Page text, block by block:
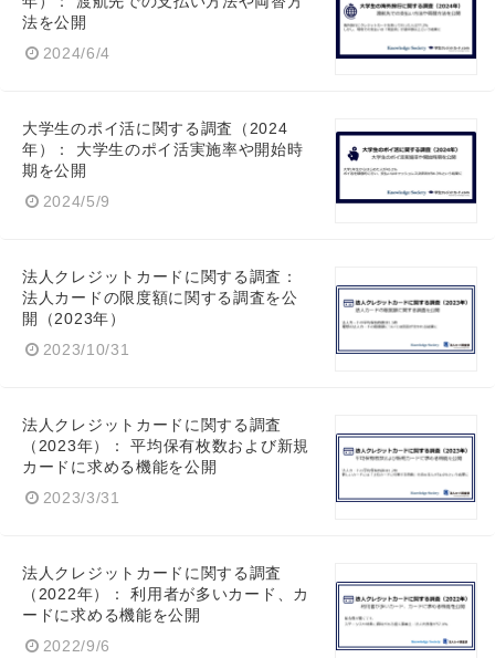
法を公開
2024/6/4
大学生のポイ活に関する調査（2024
年）： 大学生のポイ活実施率や開始時
期を公開
2024/5/9
法人クレジットカードに関する調査：
法人カードの限度額に関する調査を公
開（2023年）
2023/10/31
法人クレジットカードに関する調査
（2023年）： 平均保有枚数および新規
カードに求める機能を公開
2023/3/31
法人クレジットカードに関する調査
（2022年）： 利用者が多いカード、カ
ードに求める機能を公開
2022/9/6